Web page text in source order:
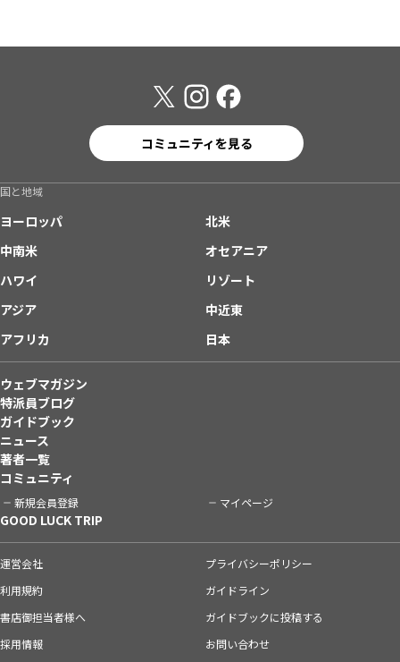
コミュニティを見る
国と地域
ヨーロッパ
北米
中南米
オセアニア
ハワイ
リゾート
アジア
中近東
アフリカ
日本
ウェブマガジン
特派員ブログ
ガイドブック
ニュース
著者一覧
コミュニティ
新規会員登録 マイページ
GOOD LUCK TRIP
運営会社
プライバシーポリシー
利用規約
ガイドライン
書店御担当者様へ
ガイドブックに投稿する
採用情報
お問い合わせ